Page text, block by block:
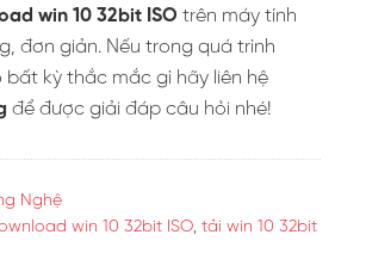
win 10 32bit ISO trên máy tính
đơn giản. Nếu trong quá trình
bất kỳ thắc mắc gì hãy liên hệ
để được giải đáp câu hỏi nhé!
Nghệ
win 10 32bit ISO, tải win 10 32bit